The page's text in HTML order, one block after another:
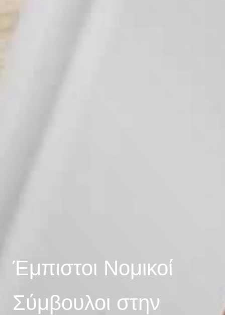
Έμπιστοι Νομικοί
Σύμβουλοι στην